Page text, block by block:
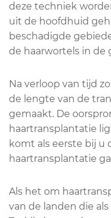
deze techniek
uit de hoofdhuid
beschadigde
de haarwortels in de
Na verloop van tijd
de lengte van de
gemaakt. De
haartransplantatie
komt als eerste bij u
haartransplantatie
Als het om
van de landen die